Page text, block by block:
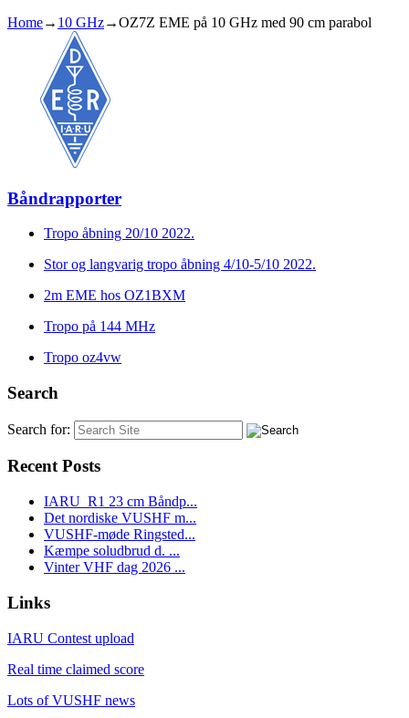
Home→ 10 GHz→OZ7Z EME på 10 GHz med 90 cm parabol
Båndrapporter
Tropo åbning 20/10 2022.
Stor og langvarig tropo åbning 4/10-5/10 2022.
2m EME hos OZ1BXM
Tropo på 144 MHz
Tropo oz4vw
Search
Search for:
Recent Posts
IARU_R1 23 cm Båndp...
Det nordiske VUSHF m...
VUSHF-møde Ringsted...
Kæmpe soludbrud d. ...
Vinter VHF dag 2026 ...
Links
IARU Contest upload
Real time claimed score
Lots of VUSHF news